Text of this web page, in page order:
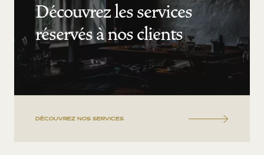
Découvrez les services
réservés à nos clients
DÉCOUVREZ NOS SERVICES